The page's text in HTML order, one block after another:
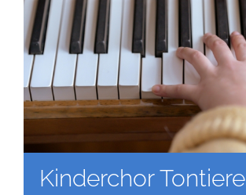
Kinderchor Tontiere